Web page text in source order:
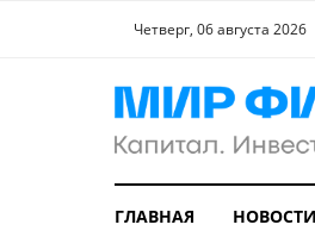
Четверг, 06 августа 2026
ГЛАВНАЯ НОВОСТИ